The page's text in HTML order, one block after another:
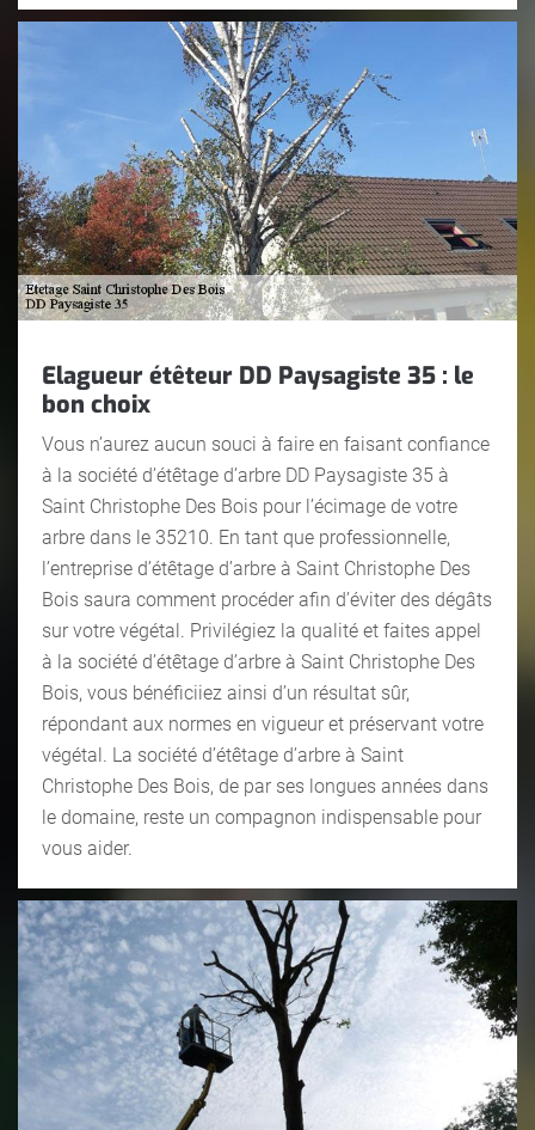
Elagueur étêteur DD Paysagiste 35 : le
bon choix
Vous n’aurez aucun souci à faire en faisant confiance
à la société d’étêtage d’arbre DD Paysagiste 35 à
Saint Christophe Des Bois pour l’écimage de votre
arbre dans le 35210. En tant que professionnelle,
l’entreprise d’étêtage d’arbre à Saint Christophe Des
Bois saura comment procéder afin d’éviter des dégâts
sur votre végétal. Privilégiez la qualité et faites appel
à la société d’étêtage d’arbre à Saint Christophe Des
Bois, vous bénéficiiez ainsi d’un résultat sûr,
répondant aux normes en vigueur et préservant votre
végétal. La société d’étêtage d’arbre à Saint
Christophe Des Bois, de par ses longues années dans
le domaine, reste un compagnon indispensable pour
vous aider.